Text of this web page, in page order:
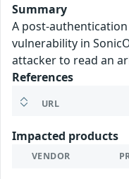
Summary
A post-
vulnerability in
attacker to read an
References
URL
Impacted products
VENDOR